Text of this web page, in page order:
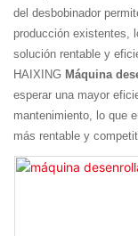
del desbobinador
producción existentes,
solución rentable y
HAIXING Máquina
esperar una mayor
mantenimiento, lo que
más rentable y